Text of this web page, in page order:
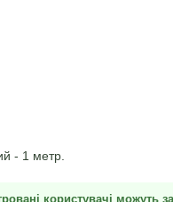
- 1 метр.
користувачі можуть